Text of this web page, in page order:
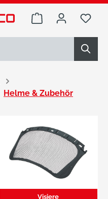
Warenkorb Du
Helme & Zubehör
Visiere